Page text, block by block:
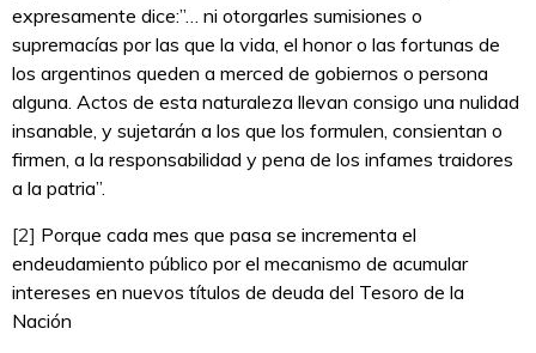
expresamente dice:”… ni otorgarles sumisiones o
supremacías por las que la vida, el honor o las fortunas de
los argentinos queden a merced de gobiernos o persona
alguna. Actos de esta naturaleza llevan consigo una nulidad
insanable, y sujetarán a los que los formulen, consientan o
firmen, a la responsabilidad y pena de los infames traidores
a la patria”.
[2] Porque cada mes que pasa se incrementa el
endeudamiento público por el mecanismo de acumular
intereses en nuevos títulos de deuda del Tesoro de la
Nación